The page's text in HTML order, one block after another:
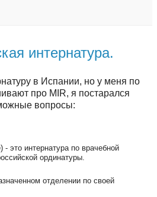
интернатура.
в Испании, но у меня по
про MIR, я постарался
вопросы:
это интернатура по врачебной
ординатуры.
отделении по своей